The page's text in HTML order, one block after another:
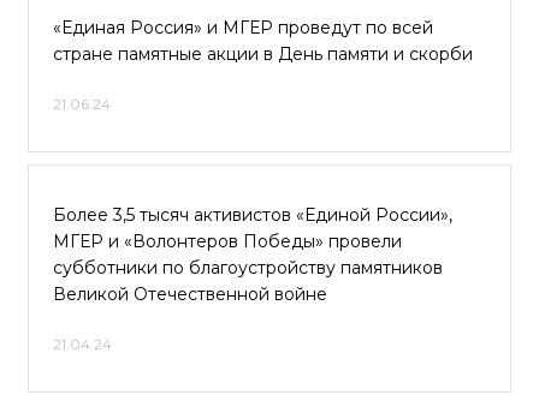
«Единая Россия» и МГЕР проведут по всей
стране памятные акции в День памяти и скорби
21.06.24
Более 3,5 тысяч активистов «Единой России»,
МГЕР и «Волонтеров Победы» провели
субботники по благоустройству памятников
Великой Отечественной войне
21.04.24